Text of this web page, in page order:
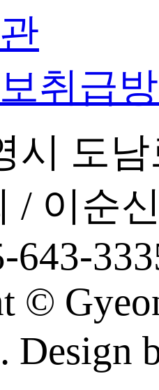
취급
시 도
/ 이순
643-
©
Design